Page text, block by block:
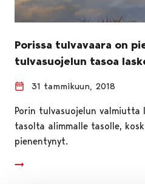
Porissa tulvavaara on
tulvasuojelun tasoa
31 tammikuun, 2018
Porin tulvasuojelun valmiutta
tasolta alimmalle tasolle,
pienentynyt.